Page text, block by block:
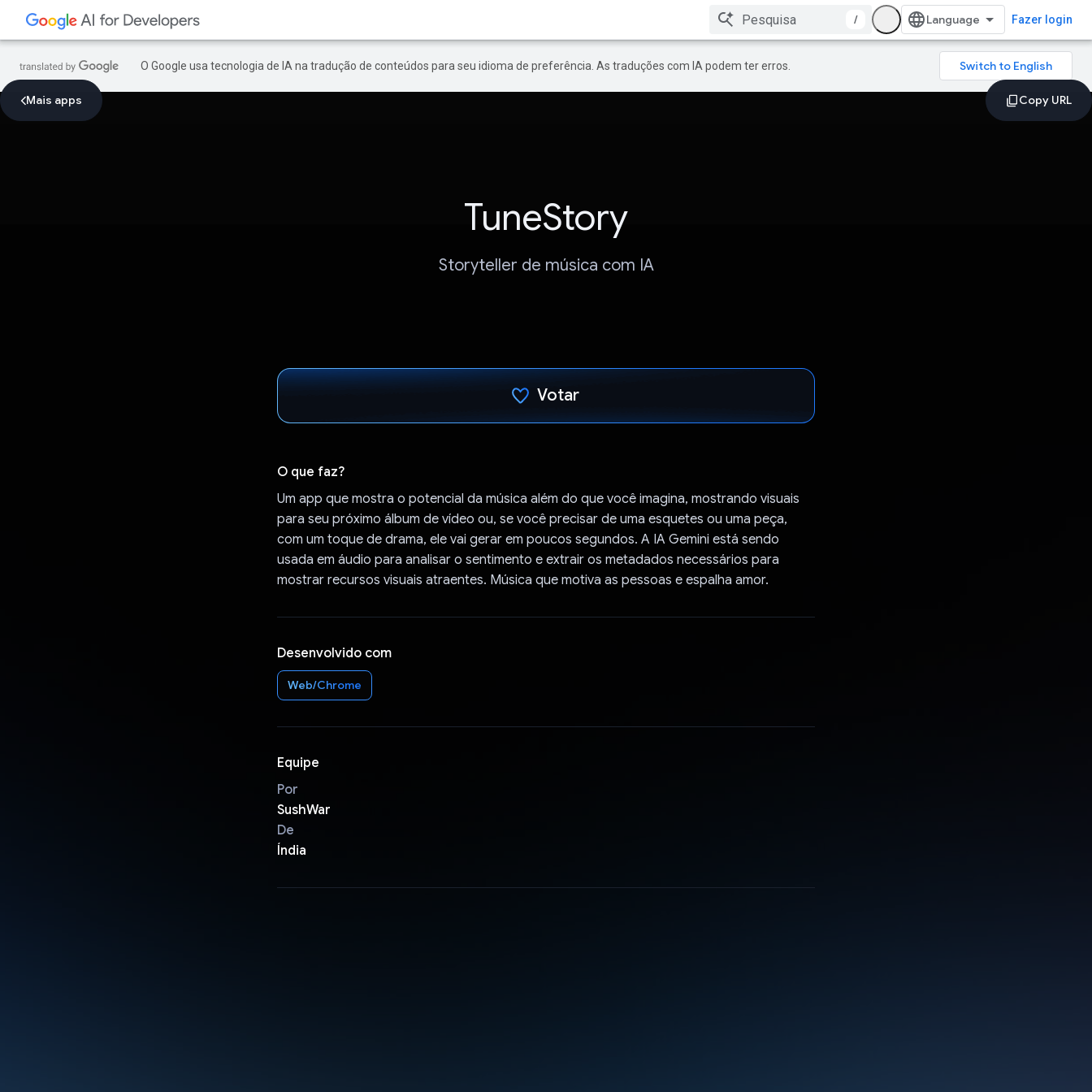
/ Fazer login
O Google usa tecnologia de IA na tradução de conteúdos para seu idioma de preferência. As traduções com IA podem ter erros.
Mais apps
TuneStory
Storyteller de música com IA
Votar
O que faz?
Um app que mostra o potencial da música além do que você imagina, mostrando visuais
para seu próximo álbum de vídeo ou, se você precisar de uma esquetes ou uma peça,
com um toque de drama, ele vai gerar em poucos segundos. A IA Gemini está sendo
usada em áudio para analisar o sentimento e extrair os metadados necessários para
mostrar recursos visuais atraentes. Música que motiva as pessoas e espalha amor.
Desenvolvido com
Web/Chrome
Equipe
Por
SushWar
De
Índia